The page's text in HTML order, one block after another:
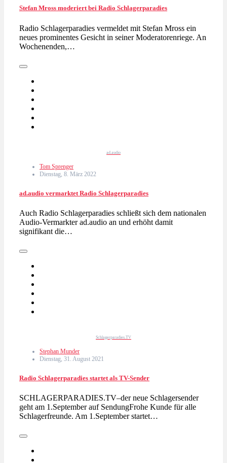
Stefan Mross moderiert bei Radio Schlagerparadies
Radio Schlagerparadies vermeldet mit Stefan Mross ein
neues prominentes Gesicht in seiner Moderatorenriege. An
Wochenenden,…
ad.audio
Tom Sprenger
Dienstag, 8. März 2022
ad.audio vermarktet Radio Schlagerparadies
Auch Radio Schlagerparadies schließt sich dem nationalen
Audio-Vermarkter ad.audio an und erhöht damit
signifikant die…
Schlagerparadies.TV
Stephan Munder
Dienstag, 31. August 2021
Radio Schlagerparadies startet als TV-Sender
SCHLAGERPARADIES.TV–der neue Schlagersender
geht am 1.September auf SendungFrohe Kunde für alle
Schlagerfreunde. Am 1.September startet…